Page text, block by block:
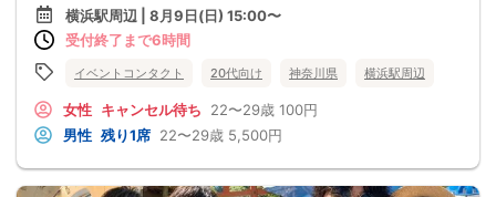
横浜駅周辺 | 8月9日(日) 15:00〜
受付終了まで6時間
イベントコンタクト 20代向け 神奈川県 横浜駅周辺
女性 キャンセル待ち 22〜29歳 100円
男性 残り1席 22〜29歳 5,500円